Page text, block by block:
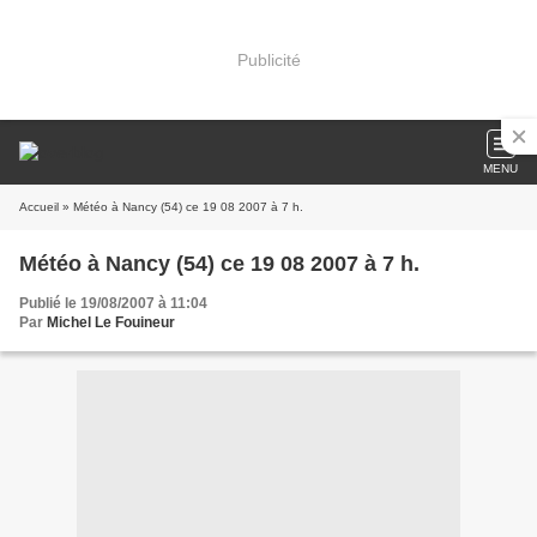
Publicité
MENU
Accueil » Météo à Nancy (54) ce 19 08 2007 à 7 h.
Météo à Nancy (54) ce 19 08 2007 à 7 h.
Publié le 19/08/2007 à 11:04
Par Michel Le Fouineur